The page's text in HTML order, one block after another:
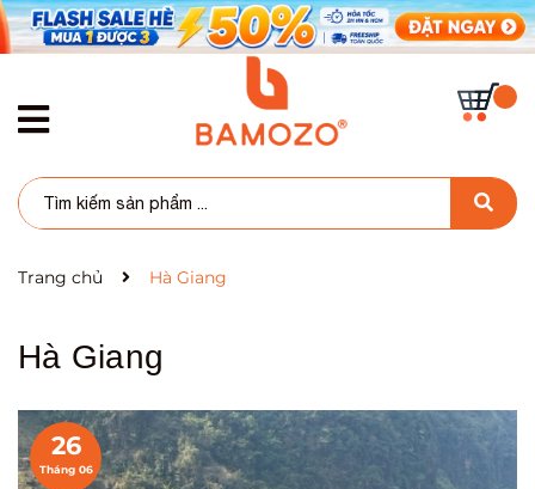
Trang chủ Hà Giang
Hà Giang
26
Tháng 06